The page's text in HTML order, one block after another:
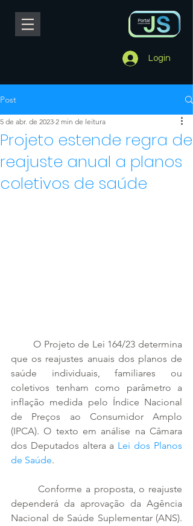
Login
Post
Projeto estende regra de
reajuste anual a planos
coletivos de saúde
5 de abr. de 2023 2 min de leitura
que os reajustes anuais dos planos de
saúde individuais, familiares ou
coletivos tenham como parâmetro a
inflação medida pelo Índice Nacional
de Preços ao Consumidor Amplo
(IPCA). O texto em análise na Câmara
dos Deputados altera a Lei dos Planos
de Saúde.
        Conforme a proposta, o reajuste
dependerá da aprovação da Agência
Nacional de Saúde Suplementar (ANS).